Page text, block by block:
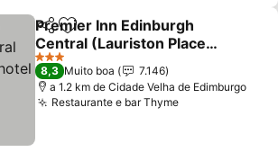
PartilharAdicionar aos favoritos
Premier Inn Edinburgh
Central (Lauriston Place)
hotel
Ver preços
3 Estrelas
8,3 Muito boa
7.146
a 1.2 km de Cidade Velha de Edimburgo
Restaurante e bar ThymeVer preços